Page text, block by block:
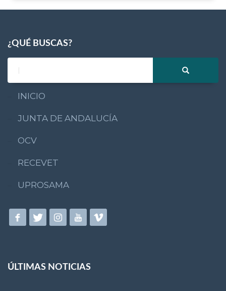
¿QUÉ BUSCAS?
INICIO
JUNTA DE ANDALUCÍA
OCV
RECEVET
UPROSAMA
ÚLTIMAS NOTICIAS